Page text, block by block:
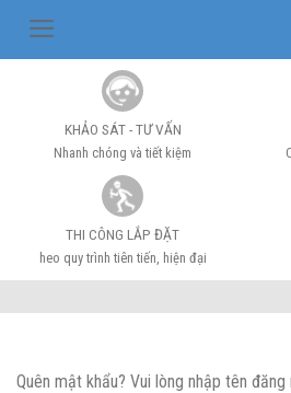
KHẢO SÁT - TƯ VẤN
Nhanh chóng và tiết kiệm
THI CÔNG LẮP ĐẶT
heo quy trình tiên tiến, hiện đại
Quên mật khẩu? Vui lòng nhập tên